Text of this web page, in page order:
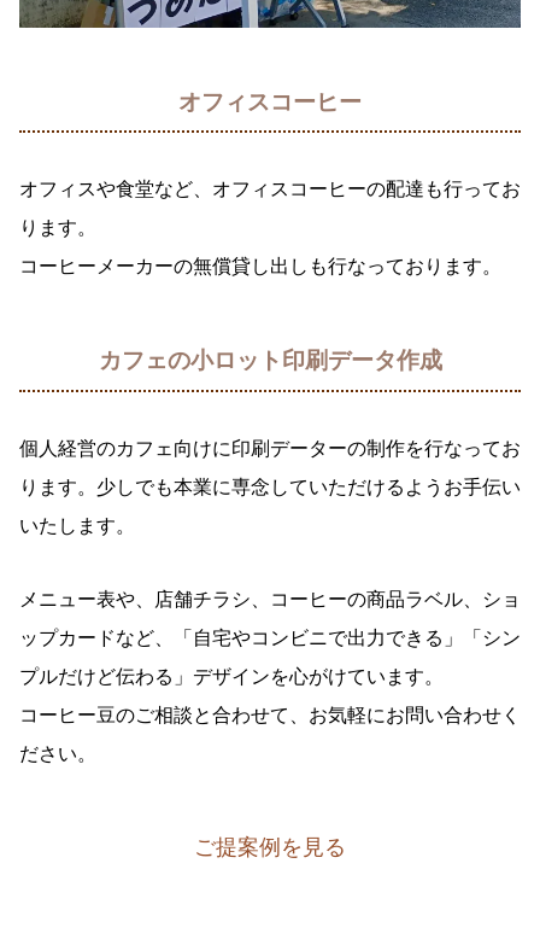
オフィスコーヒー
オフィスや食堂など、オフィスコーヒーの配達も行ってお
ります。
コーヒーメーカーの無償貸し出しも行なっております。
カフェの小ロット印刷データ作成
個人経営のカフェ向けに印刷データーの制作を行なってお
ります。少しでも本業に専念していただけるようお手伝い
いたします。
メニュー表や、店舗チラシ、コーヒーの商品ラベル、ショ
ップカードなど、「自宅やコンビニで出力できる」「シン
プルだけど伝わる」デザインを心がけています。
コーヒー豆のご相談と合わせて、お気軽にお問い合わせく
ださい。
ご提案例を見る